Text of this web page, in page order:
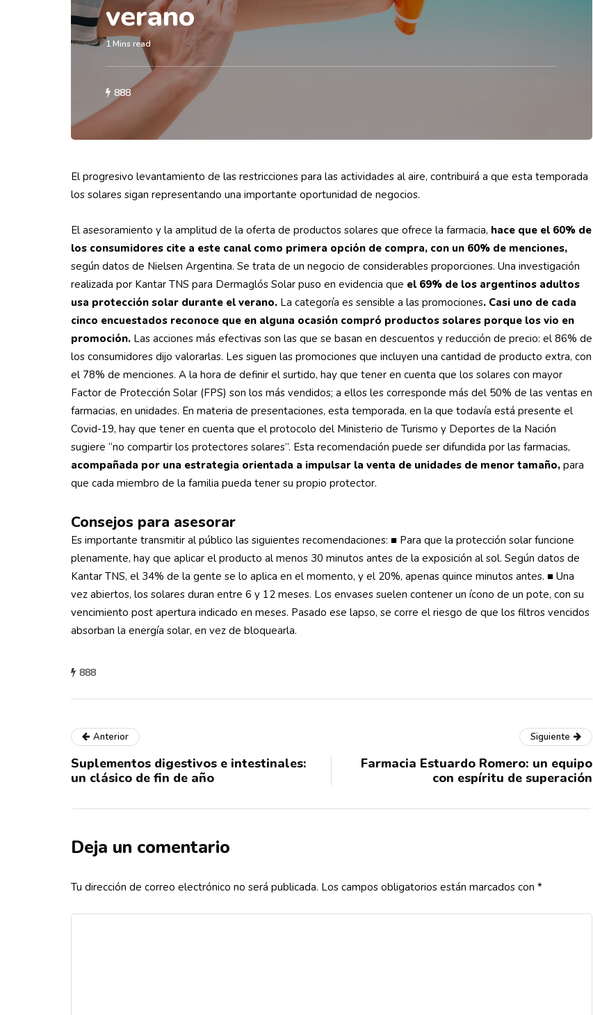
verano
1 Mins read
888
El progresivo levantamiento de las restricciones para las actividades al aire, contribuirá a que esta temporada
los solares sigan representando una importante oportunidad de negocios.
El asesoramiento y la amplitud de la oferta de productos solares que ofrece la farmacia, hace que el 60% de
los consumidores cite a este canal como primera opción de compra, con un 60% de menciones,
según datos de Nielsen Argentina. Se trata de un negocio de considerables proporciones. Una investigación
realizada por Kantar TNS para Dermaglós Solar puso en evidencia que el 69% de los argentinos adultos
usa protección solar durante el verano. La categoría es sensible a las promociones. Casi uno de cada
cinco encuestados reconoce que en alguna ocasión compró productos solares porque los vio en
promoción. Las acciones más efectivas son las que se basan en descuentos y reducción de precio: el 86% de
los consumidores dijo valorarlas. Les siguen las promociones que incluyen una cantidad de producto extra, con
el 78% de menciones. A la hora de definir el surtido, hay que tener en cuenta que los solares con mayor
Factor de Protección Solar (FPS) son los más vendidos; a ellos les corresponde más del 50% de las ventas en
farmacias, en unidades. En materia de presentaciones, esta temporada, en la que todavía está presente el
Covid-19, hay que tener en cuenta que el protocolo del Ministerio de Turismo y Deportes de la Nación
sugiere “no compartir los protectores solares”. Esta recomendación puede ser difundida por las farmacias,
acompañada por una estrategia orientada a impulsar la venta de unidades de menor tamaño, para
que cada miembro de la familia pueda tener su propio protector.
Consejos para asesorar
Es importante transmitir al público las siguientes recomendaciones: ■ Para que la protección solar funcione
plenamente, hay que aplicar el producto al menos 30 minutos antes de la exposición al sol. Según datos de
Kantar TNS, el 34% de la gente se lo aplica en el momento, y el 20%, apenas quince minutos antes. ■ Una
vez abiertos, los solares duran entre 6 y 12 meses. Los envases suelen contener un ícono de un pote, con su
vencimiento post apertura indicado en meses. Pasado ese lapso, se corre el riesgo de que los filtros vencidos
absorban la energía solar, en vez de bloquearla.
888
Anterior
Suplementos digestivos e intestinales:
un clásico de fin de año
Siguiente
Farmacia Estuardo Romero: un equipo
con espíritu de superación
Deja un comentario
Tu dirección de correo electrónico no será publicada. Los campos obligatorios están marcados con *